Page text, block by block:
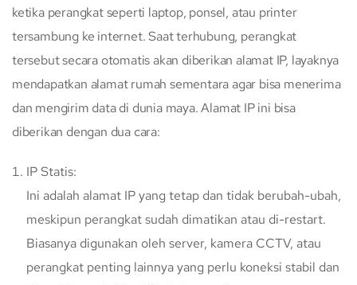
ketika perangkat seperti laptop, ponsel, atau printer
tersambung ke internet. Saat terhubung, perangkat
tersebut secara otomatis akan diberikan alamat IP, layaknya
mendapatkan alamat rumah sementara agar bisa menerima
dan mengirim data di dunia maya. Alamat IP ini bisa
diberikan dengan dua cara:
IP Statis:
Ini adalah alamat IP yang tetap dan tidak berubah-ubah,
meskipun perangkat sudah dimatikan atau di-restart.
Biasanya digunakan oleh server, kamera CCTV, atau
perangkat penting lainnya yang perlu koneksi stabil dan